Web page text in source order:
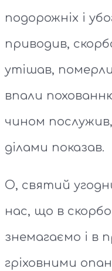
подорожніх і
приводив,
утішав,
впали
чином
ділами показав.
О, святий
нас, що в
знемагаємо і в
гріховними